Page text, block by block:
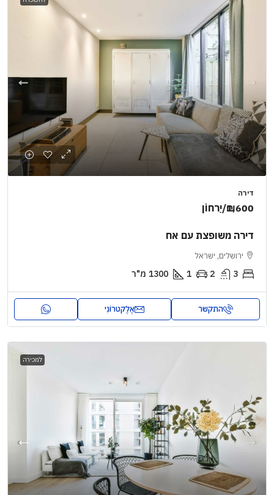
דירה
₪1,600/יַרחוֹן
דירה משופצת עם אח
ירושלים, ישראל
3
2
1
1300 מ"ר
התקשר אֶלֶקטרוֹנִי
למכירה